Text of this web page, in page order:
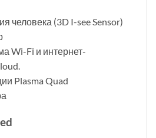
человека (3D I-see Sensor)
Wi-Fi и интернет-
Plasma Quad